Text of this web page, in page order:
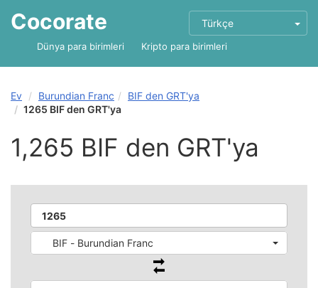
Cocorate Türkçe
Dünya para birimleri Kripto para birimleri
Ev Burundian Franc
BIF den GRT'ya
1265 BIF den GRT'ya
1,265 BIF den GRT'ya
BIF - Burundian Franc